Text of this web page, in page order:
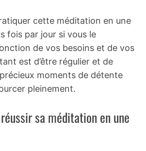
cette méditation en une
fois par jour si vous le
de vos besoins et de vos
est d’être régulier et de
moments de détente
pleinement.
sa méditation en une